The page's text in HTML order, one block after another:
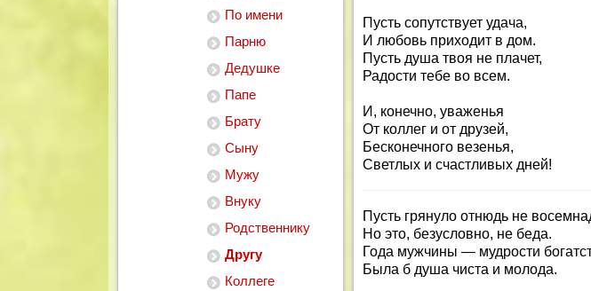
По имени
Парню
Дедушке
Папе
Брату
Сыну
Мужу
Внуку
Родственнику
Другу
Коллеге
Пусть сопутствует удача,
И любовь приходит в дом.
Пусть душа твоя не плачет,
Радости тебе во всем.
И, конечно, уваженья
От коллег и от друзей,
Бесконечного везенья,
Светлых и счастливых дней!
Пусть грянуло отнюдь не
Но это, безусловно, не беда.
Года мужчины — мудрости
Была б душа чиста и молода.